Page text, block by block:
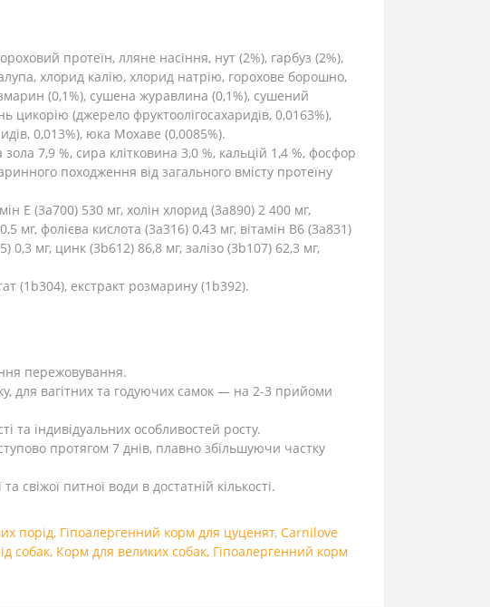
протеїн, лляне насіння, нут (2%), гарбуз (2%),
хлорид калію, хлорид натрію, горохове борошно,
(0,1%), сушена журавлина (0,1%), сушений
цикорію (джерело фруктоолігосахаридів, 0,0163%),
0,013%), юка Мохаве (0,0085%).
7,9 %, сира клітковина 3,0 %, кальцій 1,4 %, фосфор
походження від загального вмісту протеїну
E (3a700) 530 мг, холін хлорид (3a890) 2 400 мг,
мг, фолієва кислота (3a316) 0,43 мг, вітамін B6 (3a831)
0,3 мг, цинк (3b612) 86,8 мг, залізо (3b107) 62,3 мг,
(1b304), екстракт розмарину (1b392).
пережовування.
для вагітних та годуючих самок — на 2-3 прийоми
та індивідуальних особливостей росту.
протягом 7 днів, плавно збільшуючи частку
питної води в достатній кількості.
порід, Гіпоалергенний корм для цуценят, Carnilove
собак, Корм для великих собак, Гіпоалергенний корм